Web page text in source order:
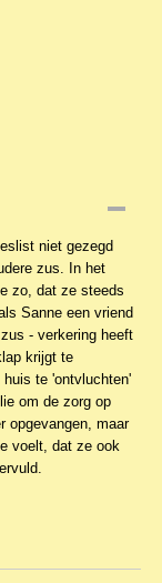
niet gezegd
zus. In het
zo, dat ze steeds
Sanne een vriend
- verkering heeft
krijgt te
te 'ontvluchten'
om de zorg op
opgevangen, maar
voelt, dat ze ook